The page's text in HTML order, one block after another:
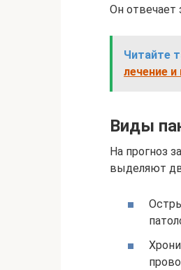
Он отвечает
Читайте
лечение
Виды
На прогноз
выделяют